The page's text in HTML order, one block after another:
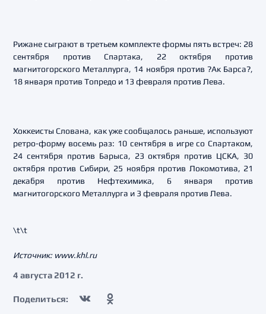
Рижане сыграют в третьем комплекте формы пять встреч: 28
сентября против Спартака, 22 октября против
магнитогорского Металлурга, 14 ноября против ?Ак Барса?,
18 января против Топредо и 13 февраля против Лева.
Хоккеисты Слована, как уже сообщалось раньше, используют
ретро-форму восемь раз: 10 сентября в игре со Спартаком,
24 сентября против Барыса, 23 октября против ЦСКА, 30
октября против Сибири, 25 ноября против Локомотива, 21
декабря против Нефтехимика, 6 января против
магнитогорского Металлурга и 3 февраля против Лева.
\t\t
Источник: www.khl.ru
4 августа 2012 г.
Поделиться: